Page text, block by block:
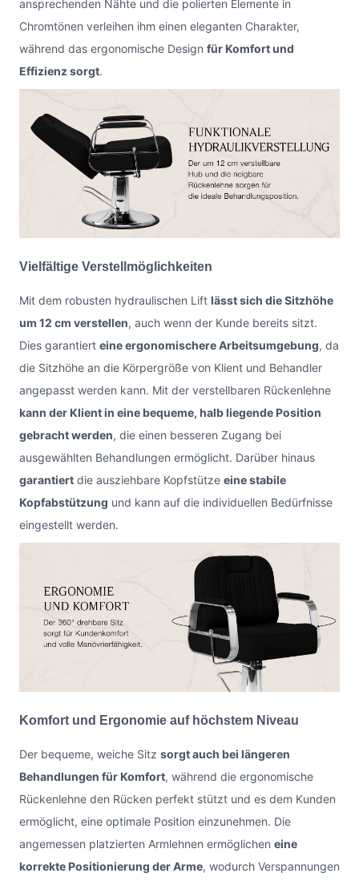
ansprechenden Nähte und die polierten Elemente in
Chromtönen verleihen ihm einen eleganten Charakter,
während das ergonomische Design für Komfort und
Effizienz sorgt.
Vielfältige Verstellmöglichkeiten
Mit dem robusten hydraulischen Lift lässt sich die Sitzhöhe
um 12 cm verstellen, auch wenn der Kunde bereits sitzt.
Dies garantiert eine ergonomischere Arbeitsumgebung, da
die Sitzhöhe an die Körpergröße von Klient und Behandler
angepasst werden kann. Mit der verstellbaren Rückenlehne
kann der Klient in eine bequeme, halb liegende Position
gebracht werden, die einen besseren Zugang bei
ausgewählten Behandlungen ermöglicht. Darüber hinaus
garantiert die ausziehbare Kopfstütze eine stabile
Kopfabstützung und kann auf die individuellen Bedürfnisse
eingestellt werden.
Komfort und Ergonomie auf höchstem Niveau
Der bequeme, weiche Sitz sorgt auch bei längeren
Behandlungen für Komfort, während die ergonomische
Rückenlehne den Rücken perfekt stützt und es dem Kunden
ermöglicht, eine optimale Position einzunehmen. Die
angemessen platzierten Armlehnen ermöglichen eine
korrekte Positionierung der Arme, wodurch Verspannungen